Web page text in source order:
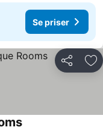
Se priser
Dela